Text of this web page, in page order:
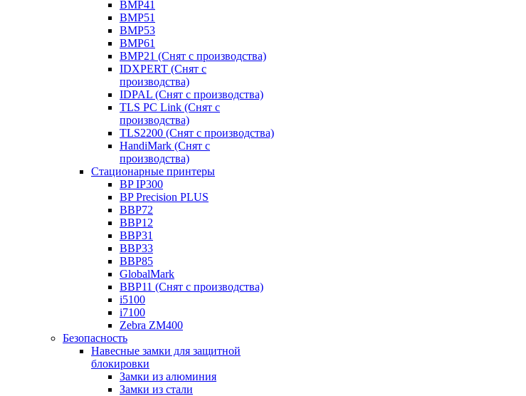
BMP41
BMP51
BMP53
BMP61
BMP21 (Снят с производства)
IDXPERT (Снят с
производства)
IDPAL (Снят с производства)
TLS PC Link (Снят с
производства)
TLS2200 (Снят с производства)
HandiMark (Снят с
производства)
Стационарные принтеры
BP IP300
BP Precision PLUS
BBP72
BBP12
BBP31
BBP33
BBP85
GlobalMark
BBP11 (Снят с производства)
i5100
i7100
Zebra ZM400
Безопасность
Навесные замки для защитной
блокировки
Замки из алюминия
Замки из стали